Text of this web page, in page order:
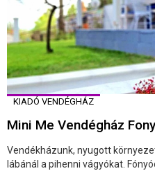
KIADÓ VENDÉGHÁZ
Mini Me Vendégház
Vendékházunk, nyugott
lábánál a pihenni vágyókat.